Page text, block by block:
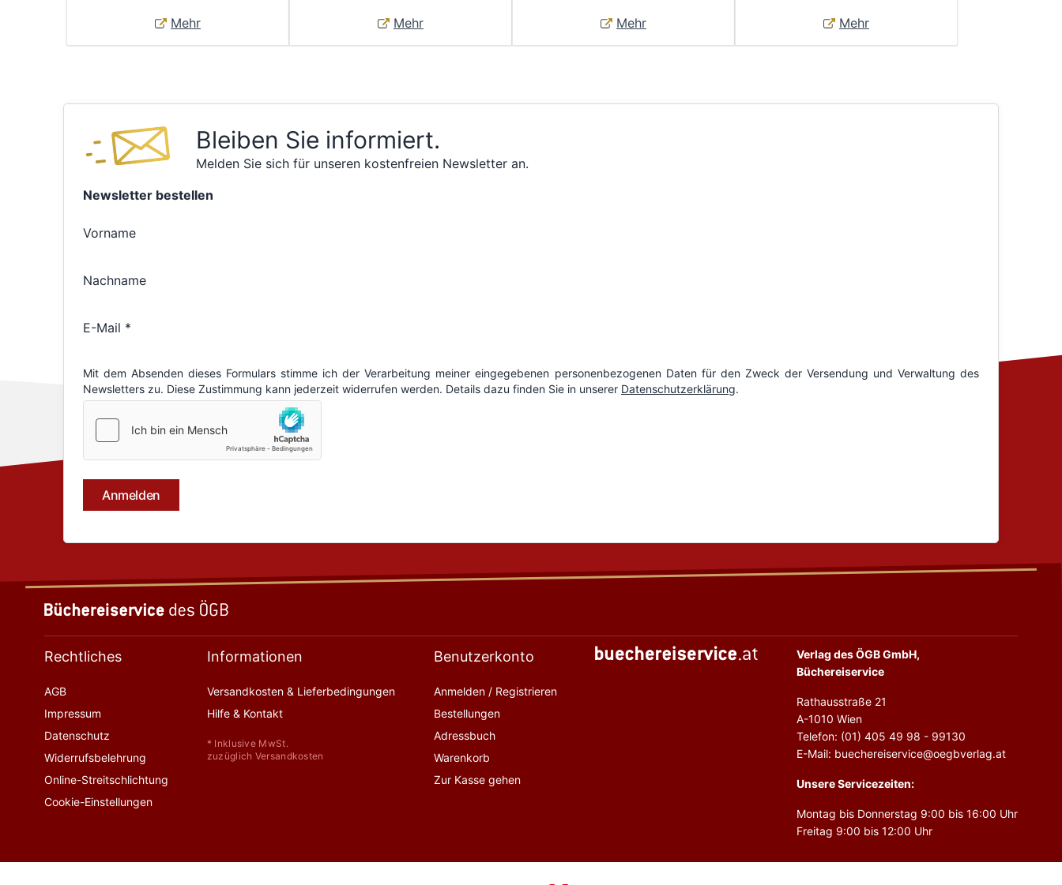
Mehr Mehr Mehr Mehr
Bleiben Sie informiert.
Melden Sie sich für unseren kostenfreien Newsletter an.
Rechtliches
AGB
Impressum
Datenschutz
Widerrufsbelehrung
Online-Streitschlichtung
Cookie-Einstellungen
Informationen
Versandkosten & Lieferbedingungen
Hilfe & Kontakt
* Inklusive MwSt.
zuzüglich Versandkosten
Benutzerkonto
Anmelden / Registrieren
Bestellungen
Adressbuch
Warenkorb
Zur Kasse gehen
Verlag des ÖGB GmbH,
Büchereiservice
Rathausstraße 21
A-1010 Wien
Telefon: (01) 405 49 98 - 99130
E-Mail: buechereiservice@oegbverlag.at
Unsere Servicezeiten:
Montag bis Donnerstag 9:00 bis 16:00 Uhr
Freitag 9:00 bis 12:00 Uhr